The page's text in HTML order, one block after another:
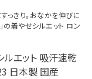
っきり。おなかを伸びに
の着やせシルエット ロン
エット 吸汗速乾
日本製 国産